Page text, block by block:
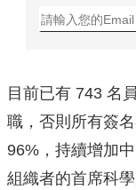
目前已有 743 名
職，否則所有簽
96%，持續增加
組織者的首席科